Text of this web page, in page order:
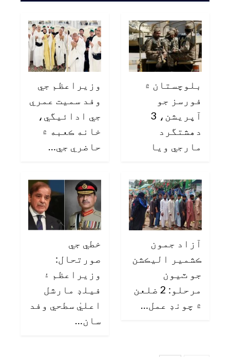
بلوچستان ۾
فورسز جو
آپريشن، 3
دهشتگرد
مارجي ويا
وزيراعظم جي
وفد سميت عمري
جي ادائيگي،
خانه ڪعبه ۾
حاضري جي…
آزاد جمون
ڪشمير اليڪشن
جو ٽيون
مرحلو: 2 ضلعن
۾ چونڊ عمل…
خطي جي
صورتحال:
وزيراعظم ۽
فيلڊ مارشل
اعليٰ سطحي وفد
سان…